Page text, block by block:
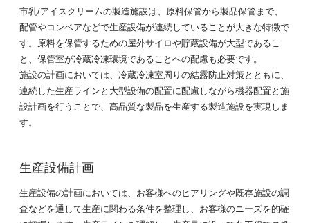
市乳/アイスクリームの製造施設は、原料保管から製品保管まで、
配管やコンベアなどで生産設備が連続していることが大きな特徴で
す。原料を保管するための屋外サイロや貯蔵設備が大型であるこ
と、保管室が冷蔵冷凍環境であることへの配慮も必要です。
施設の計画においては、冷蔵冷凍室周りの結露防止対策とともに、
連続した生産ラインと大型設備の配置に配慮しながら機器配置と施
設計画を行うことで、高品質な製品を生産する製造施設を実現しま
す。
生産設備計画
生産設備の計画においては、お客様へのヒアリングや既存施設の調
査などを通して生産に関わる条件を整理し、お客様のニーズを的確